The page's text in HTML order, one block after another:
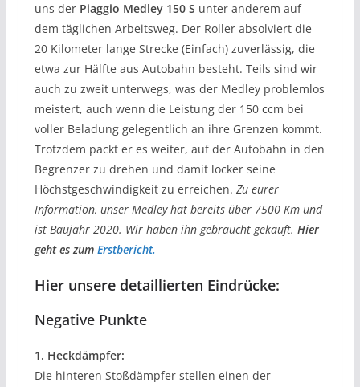
uns der Piaggio Medley 150 S unter anderem auf
dem täglichen Arbeitsweg. Der Roller absolviert die
20 Kilometer lange Strecke (Einfach) zuverlässig, die
etwa zur Hälfte aus Autobahn besteht. Teils sind wir
auch zu zweit unterwegs, was der Medley problemlos
meistert, auch wenn die Leistung der 150 ccm bei
voller Beladung gelegentlich an ihre Grenzen kommt.
Trotzdem packt er es weiter, auf der Autobahn in den
Begrenzer zu drehen und damit locker seine
Höchstgeschwindigkeit zu erreichen. Zu eurer
Information, unser Medley hat bereits über 7500 Km und
ist Baujahr 2020. Wir haben ihn gebraucht gekauft. Hier
geht es zum Erstbericht.
Hier unsere detaillierten Eindrücke:
Negative Punkte
1. Heckdämpfer:
Die hinteren Stoßdämpfer stellen einen der